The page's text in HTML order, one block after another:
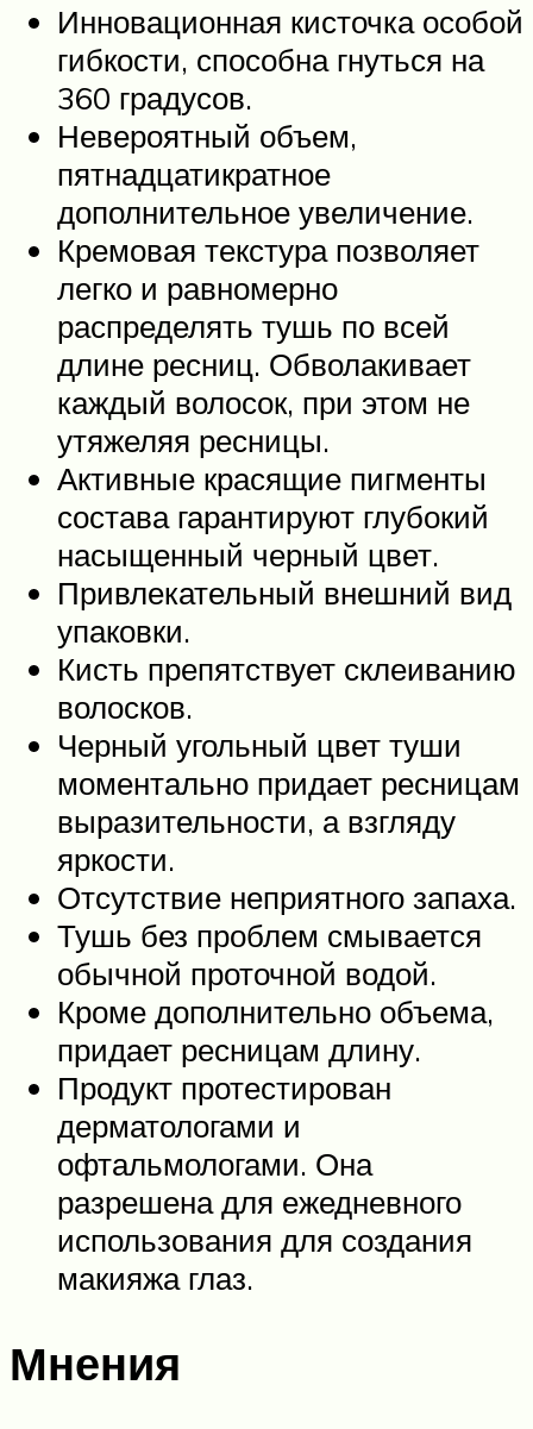
Инновационная кисточка особой
гибкости, способна гнуться на
360 градусов.
Невероятный объем,
пятнадцатикратное
дополнительное увеличение.
Кремовая текстура позволяет
легко и равномерно
распределять тушь по всей
длине ресниц. Обволакивает
каждый волосок, при этом не
утяжеляя ресницы.
Активные красящие пигменты
состава гарантируют глубокий
насыщенный черный цвет.
Привлекательный внешний вид
упаковки.
Кисть препятствует склеиванию
волосков.
Черный угольный цвет туши
моментально придает ресницам
выразительности, а взгляду
яркости.
Отсутствие неприятного запаха.
Тушь без проблем смывается
обычной проточной водой.
Кроме дополнительно объема,
придает ресницам длину.
Продукт протестирован
дерматологами и
офтальмологами. Она
разрешена для ежедневного
использования для создания
макияжа глаз.
Мнения